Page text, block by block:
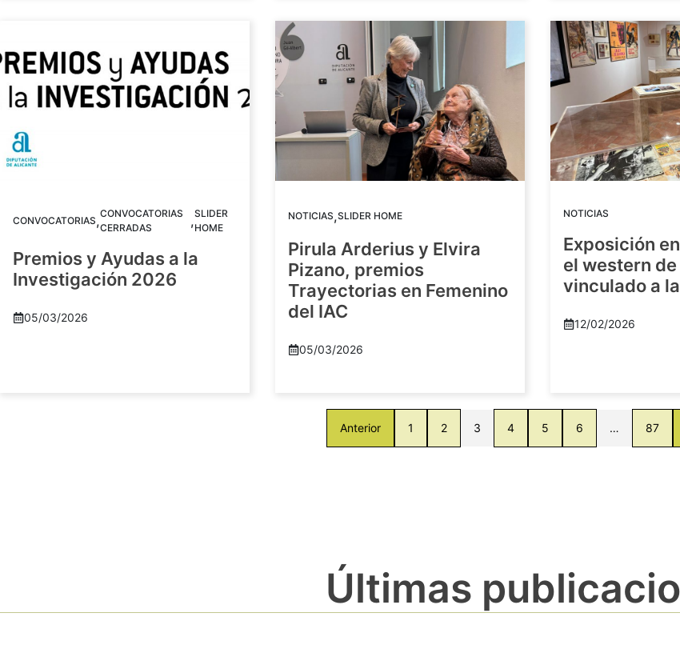
CONVOCATORIAS,CONVOCATORIAS
CERRADAS
,SLIDER
HOME
Premios y Ayudas a la
Investigación 2026
05/03/2026
NOTICIAS,SLIDER HOME
Pirula Arderius y Elvira
Pizano, premios
Trayectorias en Femenino
del IAC
05/03/2026
NOTICIAS
Exposición
el western
vinculado a
12/02/2026
Anterior 1 2 3 4 5 6 … 87
Últimas